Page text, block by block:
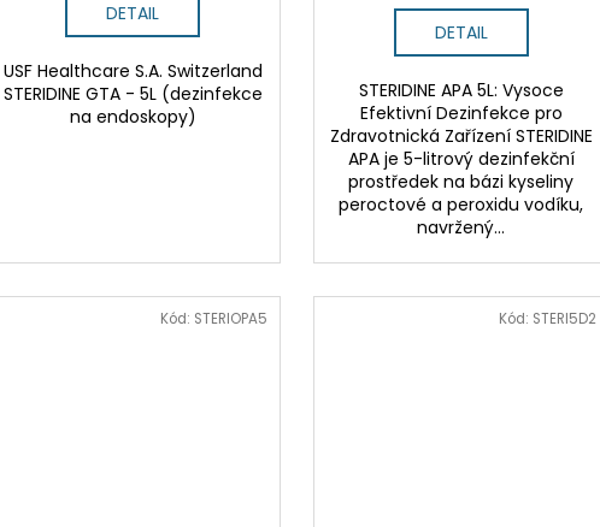
DETAIL
USF Healthcare S.A. Switzerland
STERIDINE GTA - 5L (dezinfekce
na endoskopy)
DETAIL
STERIDINE APA 5L: Vysoce
Efektivní Dezinfekce pro
Zdravotnická Zařízení STERIDINE
APA je 5-litrový dezinfekční
prostředek na bázi kyseliny
peroctové a peroxidu vodíku,
navržený...
Kód: STERIOPA5 Kód: STERI5D2